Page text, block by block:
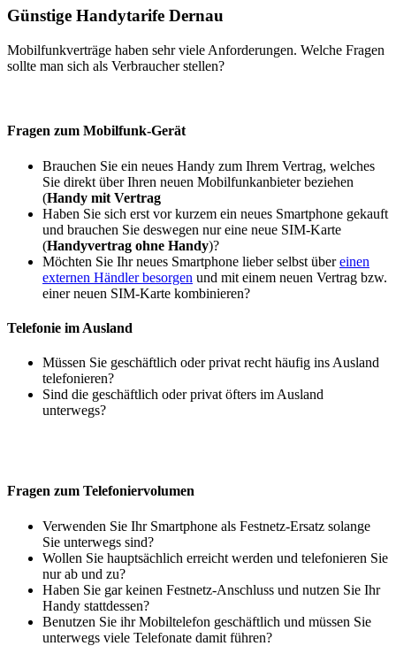
Günstige Handytarife Dernau
Mobilfunkverträge haben sehr viele Anforderungen. Welche Fragen
sollte man sich als Verbraucher stellen?
Fragen zum Mobilfunk-Gerät
Brauchen Sie ein neues Handy zum Ihrem Vertrag, welches
Sie direkt über Ihren neuen Mobilfunkanbieter beziehen
(Handy mit Vertrag
Haben Sie sich erst vor kurzem ein neues Smartphone gekauft
und brauchen Sie deswegen nur eine neue SIM-Karte
(Handyvertrag ohne Handy)?
Möchten Sie Ihr neues Smartphone lieber selbst übereinen
externen Händler besorgen und mit einem neuen Vertrag bzw.
einer neuen SIM-Karte kombinieren?
Telefonie im Ausland
Müssen Sie geschäftlich oder privat recht häufig ins Ausland
telefonieren?
Sind die geschäftlich oder privat öfters im Ausland
unterwegs?
Fragen zum Telefoniervolumen
Verwenden Sie Ihr Smartphone als Festnetz-Ersatz solange
Sie unterwegs sind?
Wollen Sie hauptsächlich erreicht werden und telefonieren Sie
nur ab und zu?
Haben Sie gar keinen Festnetz-Anschluss und nutzen Sie Ihr
Handy stattdessen?
Benutzen Sie ihr Mobiltelefon geschäftlich und müssen Sie
unterwegs viele Telefonate damit führen?